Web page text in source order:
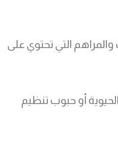
والمراهم التي تحتوي على
أو حبوب تنظيم